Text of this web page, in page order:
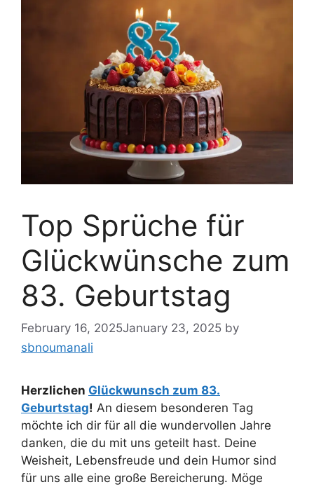
Top Sprüche für
Glückwünsche zum
83. Geburtstag
February 16, 2025January 23, 2025 by
sbnoumanali
Herzlichen Glückwunsch zum 83.
Geburtstag! An diesem besonderen Tag
möchte ich dir für all die wundervollen Jahre
danken, die du mit uns geteilt hast. Deine
Weisheit, Lebensfreude und dein Humor sind
für uns alle eine große Bereicherung. Möge